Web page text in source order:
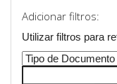
Adicionar filtros:
Utilizar filtros para